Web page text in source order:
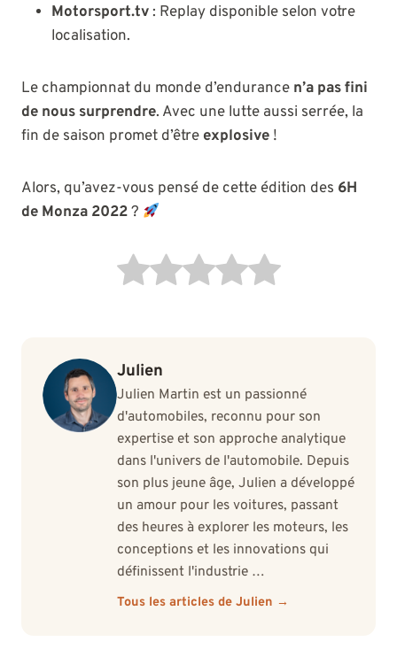
Motorsport.tv: Replay disponible selon votre
localisation.
Le championnat du monde d’endurance n’a pas fini
de nous surprendre. Avec une lutte aussi serrée, la
fin de saison promet d’être explosive !
Alors, qu’avez-vous pensé de cette édition des 6H
de Monza 2022?
Julien
Julien Martin est un passionné
d'automobiles, reconnu pour son
expertise et son approche analytique
dans l'univers de l'automobile. Depuis
son plus jeune âge, Julien a développé
un amour pour les voitures, passant
des heures à explorer les moteurs, les
conceptions et les innovations qui
définissent l'industrie …
Tous les articles de Julien →